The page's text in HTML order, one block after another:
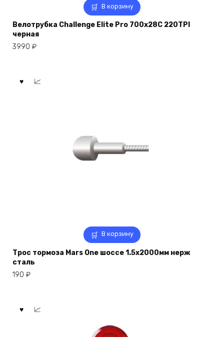
В корзину
Велотрубка Challenge Elite Pro 700x28C 220TPI
черная
3990 ₽
В корзину
Трос тормоза Mars One шоссе 1.5х2000мм нерж
сталь
190 ₽